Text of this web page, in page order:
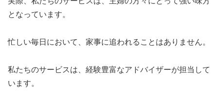
となっています。
忙しい毎日において、家事に追われることはありません。
私たちのサービスは、経験豊富なアドバイザーが担当して
います。